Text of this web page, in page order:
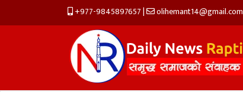
+977-9845897657| olihemant14@gmail.com